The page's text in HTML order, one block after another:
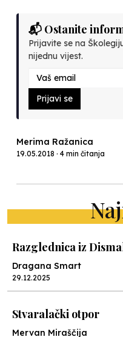
📬 Ostanite
Prijavite se na
nijednu vijest.
Prijavi se
Merima Ražanica
19.05.2018 · 4 min čitanja
Razglednica iz
Dragana Smart
29.12.2025
Stvaralački otpor
Mervan Miraščija